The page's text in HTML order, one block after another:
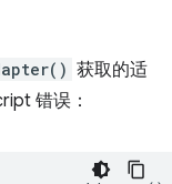
获取的适
错误：